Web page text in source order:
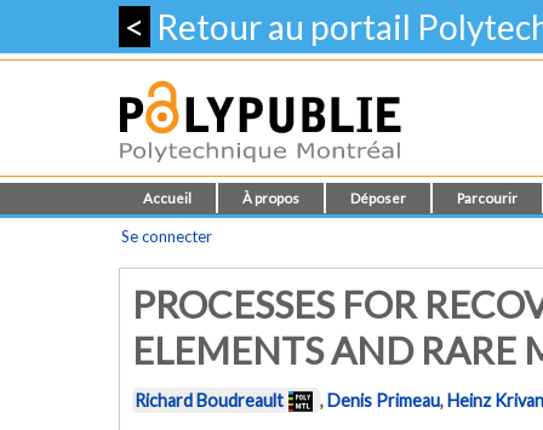
< Retour au portail
Accueil À propos Déposer Parcourir
Se connecter
PROCESSES FOR
ELEMENTS AND RARE
Richard Boudreault ,Denis Primeau,Heinz